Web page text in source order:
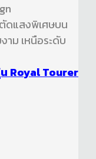
ดแสงพิเศษบน
าม เหนือระดับ
Royal Tourer